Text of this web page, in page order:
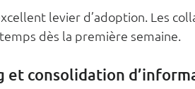
levier d’adoption. Les
dès la première semaine.
et consolidation